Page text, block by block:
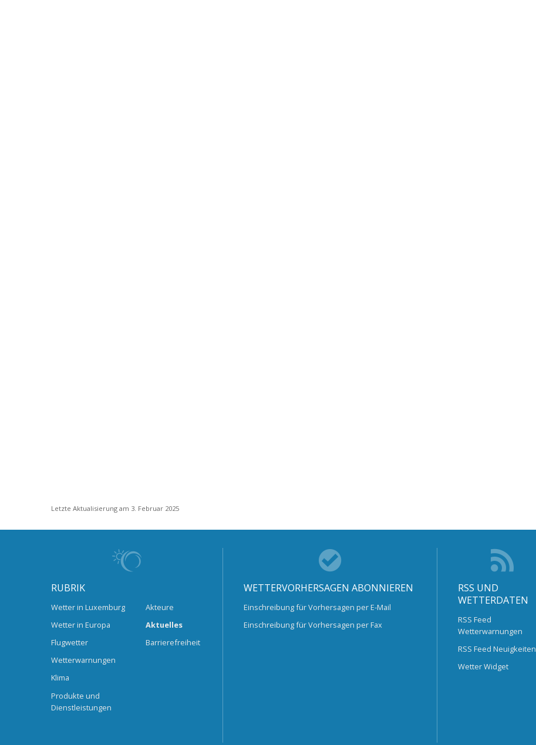
Letzte Aktualisierung am 3. Februar 2025
RUBRIK
Wetter in Luxemburg
Wetter in Europa
Flugwetter
Wetterwarnungen
Klima
Produkte und
Dienstleistungen
Akteure
Aktuelles
Barrierefreiheit
WETTERVORHERSAGEN ABONNIEREN
Einschreibung für Vorhersagen per E-Mail
Einschreibung für Vorhersagen per Fax
RSS UND
WETTERDATEN
RSS Feed
Wetterwarnungen
RSS Feed Neuigkeiten
Wetter Widget